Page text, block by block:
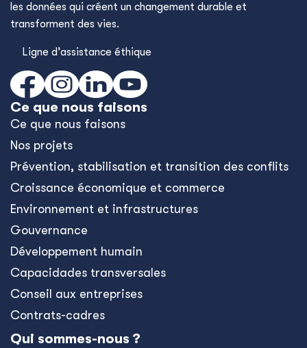
les données qui créent un changement durable et
transforment des vies.
Ligne d’assistance éthique
Ce que nous faisons
Ce que nous faisons
Nos projets
Prévention, stabilisation et transition des conflits
Croissance économique et commerce
Environnement et infrastructures
Gouvernance
Développement humain
Capacidades transversales
Conseil aux entreprises
Contrats-cadres
Qui sommes-nous ?